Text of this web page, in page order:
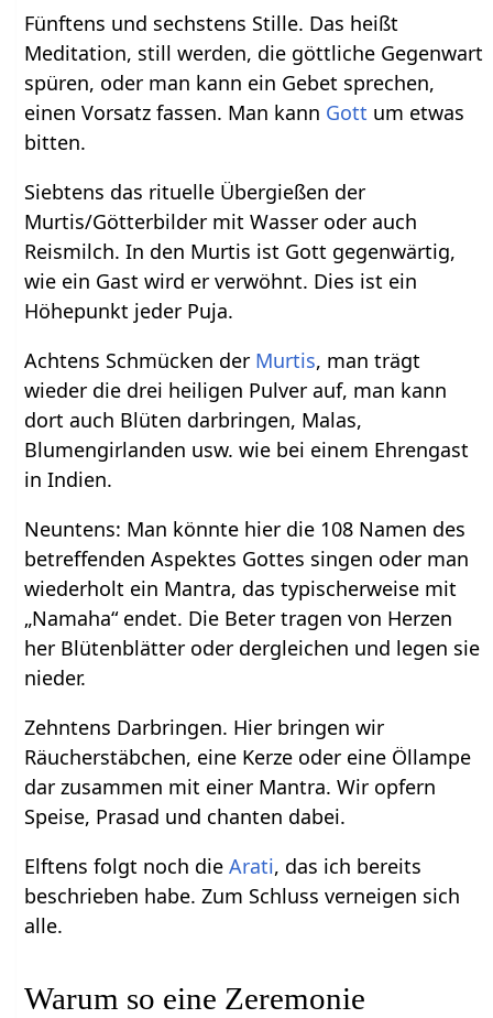
Fünftens und sechstens Stille. Das heißt
Meditation, still werden, die göttliche Gegenwart
spüren, oder man kann ein Gebet sprechen,
einen Vorsatz fassen. Man kann Gott um etwas
bitten.
Siebtens das rituelle Übergießen der
Murtis/Götterbilder mit Wasser oder auch
Reismilch. In den Murtis ist Gott gegenwärtig,
wie ein Gast wird er verwöhnt. Dies ist ein
Höhepunkt jeder Puja.
Achtens Schmücken der Murtis, man trägt
wieder die drei heiligen Pulver auf, man kann
dort auch Blüten darbringen, Malas,
Blumengirlanden usw. wie bei einem Ehrengast
in Indien.
Neuntens: Man könnte hier die 108 Namen des
betreffenden Aspektes Gottes singen oder man
wiederholt ein Mantra, das typischerweise mit
„Namaha“ endet. Die Beter tragen von Herzen
her Blütenblätter oder dergleichen und legen sie
nieder.
Zehntens Darbringen. Hier bringen wir
Räucherstäbchen, eine Kerze oder eine Öllampe
dar zusammen mit einer Mantra. Wir opfern
Speise, Prasad und chanten dabei.
Elftens folgt noch dieArati, das ich bereits
beschrieben habe. Zum Schluss verneigen sich
alle.
Warum so eine Zeremonie